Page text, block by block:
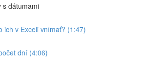
s dátumami
ich v Exceli vnímať? (1:47)
dní (4:06)